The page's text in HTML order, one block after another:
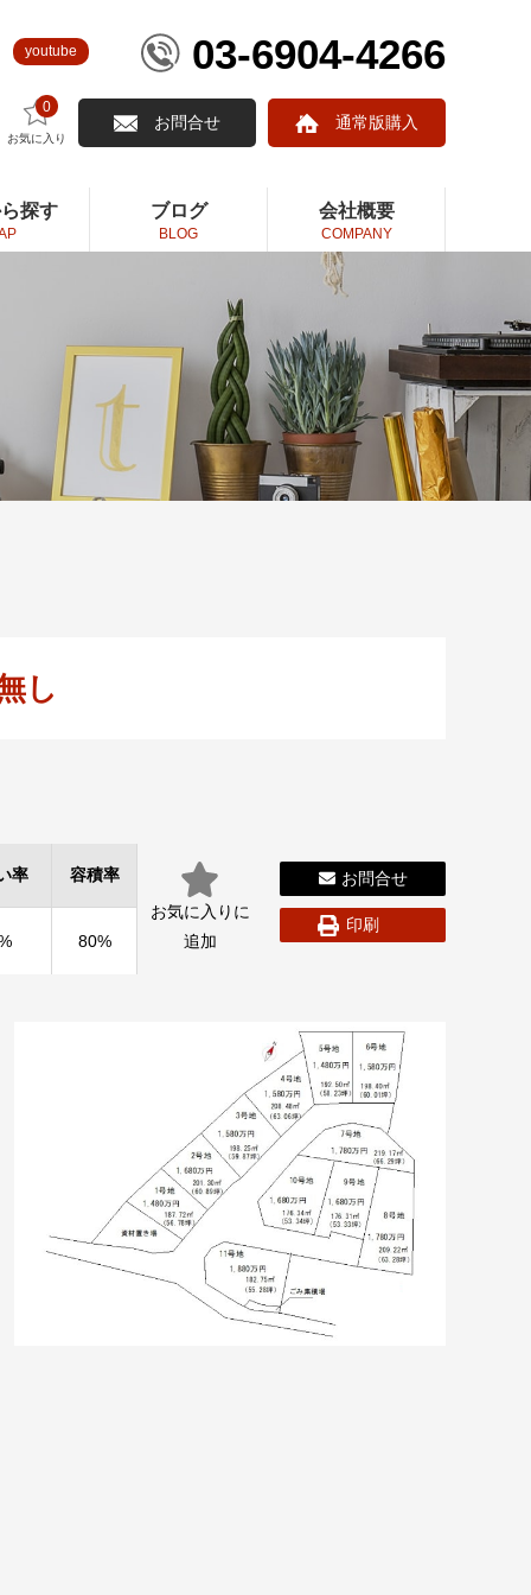
youtube 03-6904-4266
0
お気に入り
お問合せ 通常版購入
探す ブログ
BLOG
会社概要
COMPANY
し
率 容積率
80%
お気に入りに
追加
お問合せ
印刷